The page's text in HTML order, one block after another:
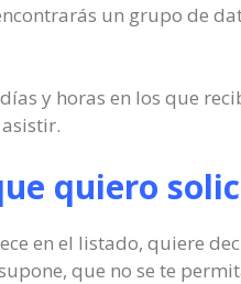
un grupo de
y horas en los que
quiero
en el listado, quiere
que no se te